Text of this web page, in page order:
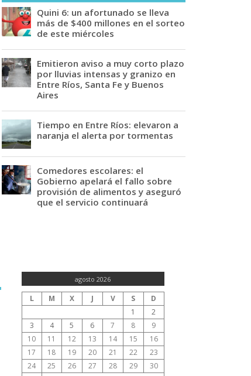
Quini 6: un afortunado se lleva
más de $400 millones en el sorteo
de este miércoles
Emitieron aviso a muy corto plazo
por lluvias intensas y granizo en
Entre Ríos, Santa Fe y Buenos
Aires
Tiempo en Entre Ríos: elevaron a
naranja el alerta por tormentas
Comedores escolares: el
Gobierno apelará el fallo sobre
provisión de alimentos y aseguró
que el servicio continuará
agosto 2026
L M X J V S
D
1
2
3
4 5 6 7 8
9
10
11 12 13 14 15
16
17
18 19 20 21 22
23
24
25 26 27 28 29
30